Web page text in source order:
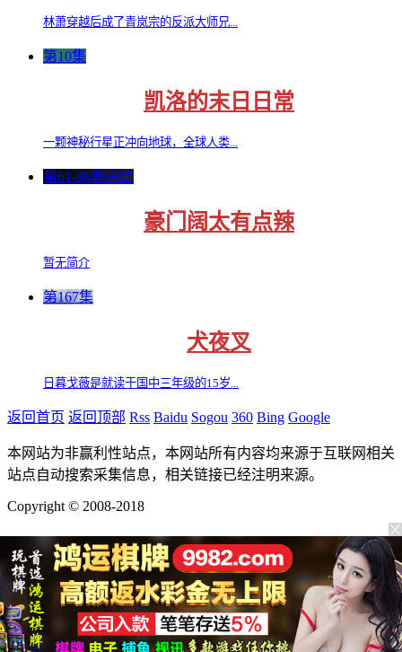
林萧穿越后成了青岚宗的反派大师兄...
第10集
凯洛的末日日常
一颗神秘行星正冲向地球，全球人类...
第61-88集完结
豪门阔太有点辣
暂无简介
第167集
犬夜叉
日暮戈薇是就读于国中三年级的15岁...
返回首页 返回顶部 Rss Baidu Sogou 360 Bing Google
本网站为非赢利性站点，本网站所有内容均来源于互联网相关
站点自动搜索采集信息，相关链接已经注明来源。
Copyright © 2008-2018